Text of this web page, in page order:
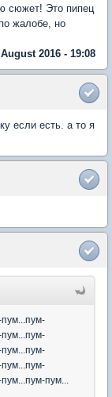
сюжет! Это пипец
жалобе, но
2016 - 19:08
если есть. а то я
пум...